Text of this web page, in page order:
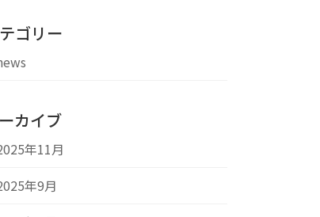
ゴリー
カイブ
年11月
年9月